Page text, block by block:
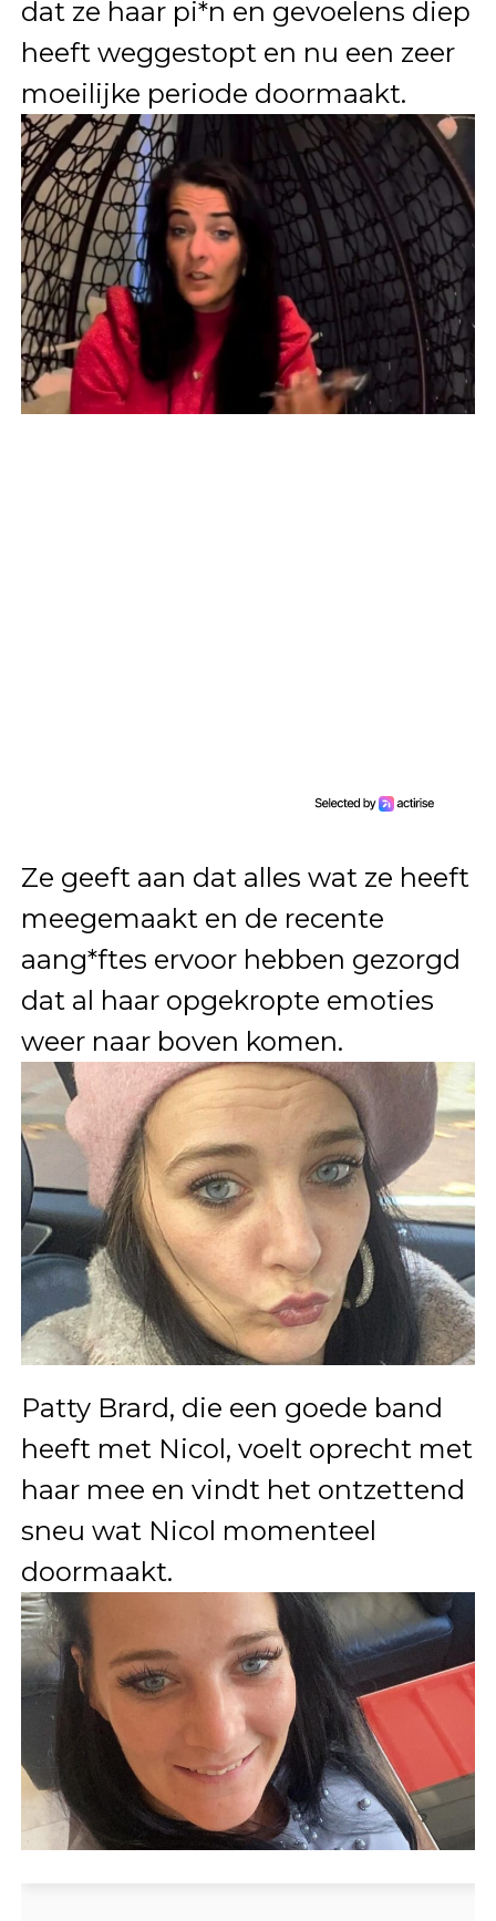
dat ze haar pi*n en gevoelens diep
heeft weggestopt en nu een zeer
moeilijke periode doormaakt.
Ze geeft aan dat alles wat ze heeft
meegemaakt en de recente
aang*ftes ervoor hebben gezorgd
dat al haar opgekropte emoties
weer naar boven komen.
Patty Brard, die een goede band
heeft met Nicol, voelt oprecht met
haar mee en vindt het ontzettend
sneu wat Nicol momenteel
doormaakt.